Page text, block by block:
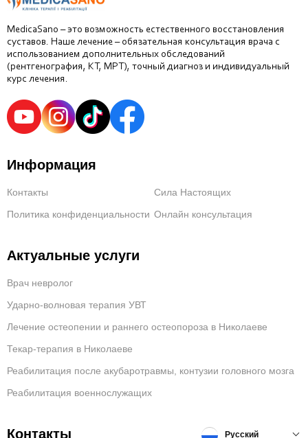
MedicaSano – это возможность естественного восстановления
суставов. Наше лечение – обязательная консультация врача с
использованием дополнительных обследований
(рентгенография, КТ, МРТ), точный диагноз и индивидуальный
курс лечения.
Информация
Контакты
Сила Настоящих
Политика конфиденциальности Онлайн консультация
Актуальные услуги
Врач невролог
Ударно-волновая терапия УВТ
Лечение остеопении и раннего остеопороза в Николаеве
Текар-терапия в Николаеве
Реабилитация после акубаротравмы, контузии головного мозга
Реабилитация военнослужащих
Контакты Русский